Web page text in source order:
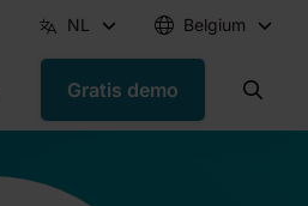
NL Belgium
Gratis demo